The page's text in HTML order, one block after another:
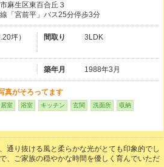
麻生区東百合丘３
「宮前平」バス25分停歩3分
坪）
間取り 3LDK
築年月 1988年3月
真がそろってます
室 浴室 キッチン 玄関 洗面所 収納
通り抜ける風と柔らかな光がとても印象的でし
、ご家族の穏やかな時間を優しく育んでいただ